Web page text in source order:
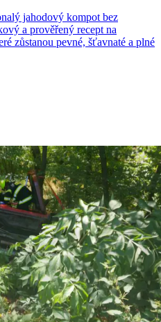
jahodový kompot bez
a prověřený recept na
zůstanou pevné, šťavnaté a plné